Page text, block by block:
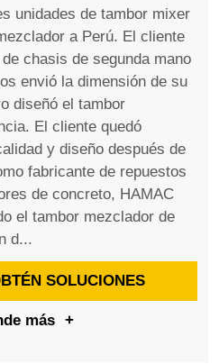
unidades de tambor mixer
a Perú. El cliente
chasis de segunda mano
envió la dimensión de su
diseñó el tambor
El cliente quedó
y diseño después de
fabricante de repuestos
de concreto, HAMAC
el tambor mezclador de
d...
SOLUCIONES
más +